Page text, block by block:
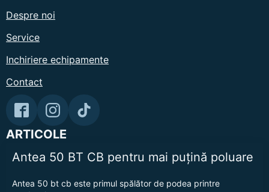
Despre noi
Service
Inchiriere echipamente
Contact
ARTICOLE
Antea 50 BT CB pentru mai puțină poluare
Antea 50 bt cb este primul spălător de podea printre